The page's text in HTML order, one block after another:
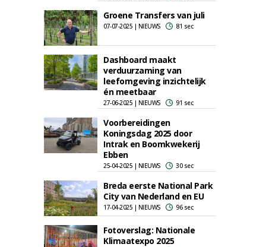
Groene Transfers van juli
07-07-2025 | NIEUWS 81 sec
Dashboard maakt
verduurzaming van
leefomgeving inzichtelijk
én meetbaar
27-06-2025 | NIEUWS 91 sec
Voorbereidingen
Koningsdag 2025 door
Intrak en Boomkwekerij
Ebben
25-04-2025 | NIEUWS 30 sec
Breda eerste National Park
City van Nederland en EU
17-04-2025 | NIEUWS 96 sec
Fotoverslag: Nationale
Klimaatexpo 2025